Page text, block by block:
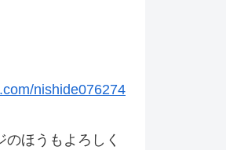
nishide076274
ほうもよろしく